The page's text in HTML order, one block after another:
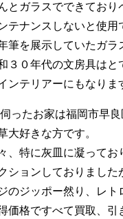
とガラスでできてお
テナンスしないと使用
筆を展示していたガ
０年代の文房具はと
テリアーにもなりま
ったお家は福岡市早良
大好きな方です。
特に灰皿に凝ってお
ションしておりまし
のジッポー然り、レ
格ですべて買取、引